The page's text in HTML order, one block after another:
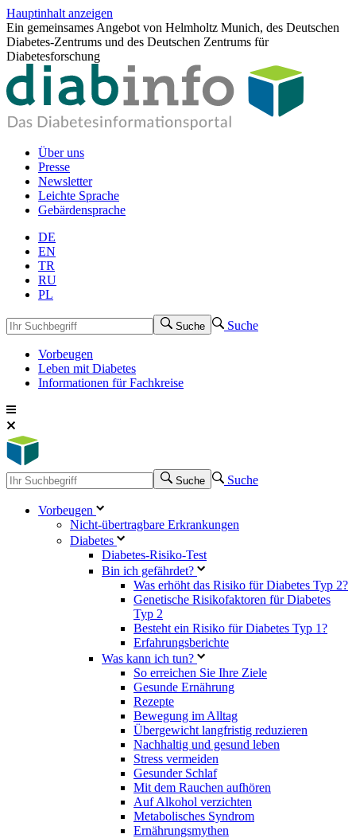
Hauptinhalt anzeigen
Ein gemeinsames Angebot von Helmholtz Munich, des Deutschen
Diabetes-Zentrums und des Deutschen Zentrums für
Diabetesforschung
Über uns
Presse
Newsletter
Leichte Sprache
Gebärdensprache
DE
EN
TR
RU
PL
Suche Suche
Vorbeugen
Leben mit Diabetes
Informationen für Fachkreise
Suche Suche
Vorbeugen
Nicht-übertragbare Erkrankungen
Diabetes
Diabetes-Risiko-Test
Bin ich gefährdet?
Was erhöht das Risiko für Diabetes Typ 2?
Genetische Risikofaktoren für Diabetes
Typ 2
Besteht ein Risiko für Diabetes Typ 1?
Erfahrungsberichte
Was kann ich tun?
So erreichen Sie Ihre Ziele
Gesunde Ernährung
Rezepte
Bewegung im Alltag
Übergewicht langfristig reduzieren
Nachhaltig und gesund leben
Stress vermeiden
Gesunder Schlaf
Mit dem Rauchen aufhören
Auf Alkohol verzichten
Metabolisches Syndrom
Ernährungsmythen